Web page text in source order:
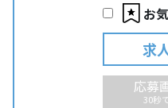
お
求
応募
30秒